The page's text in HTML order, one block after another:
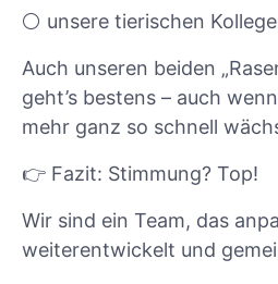
⚪ unsere tierischen
Auch unseren beiden
geht’s bestens – auch
mehr ganz so schnell
👉 Fazit: Stimmung? Top!
Wir sind ein Team, das
weiterentwickelt und